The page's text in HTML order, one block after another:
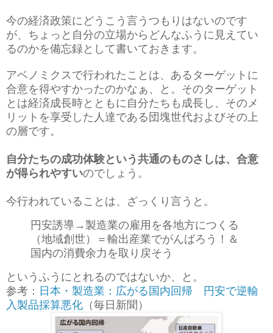
今の経済政策にどうこう言うつもりはないのです
が、ちょっと自分の立場からどんなふうに見えてい
るのかを備忘録として書いておきます。
アベノミクスで行われたことは、あるターゲットに
合意を得やすかったのかなぁ、と。そのターゲット
とは経済成長時とともに自分たちも成長し、そのメ
リットを享受した人達である団塊世代およびその上
の層です。
自分たちの成功体験という共通のものさしは、合意
が得られやすいのでしょう。
今行われていることは、ざっくり言うと。
円安誘導→製造業の雇用を各地方につくる
（地域創世）＝輸出産業でがんばろう！＆
国内の消費余力を取り戻そう
というふうにとれるのではないか、と。
参考： 日本・製造業：広がる国内回帰 円安で逆輸
入製品採算悪化 （毎日新聞）